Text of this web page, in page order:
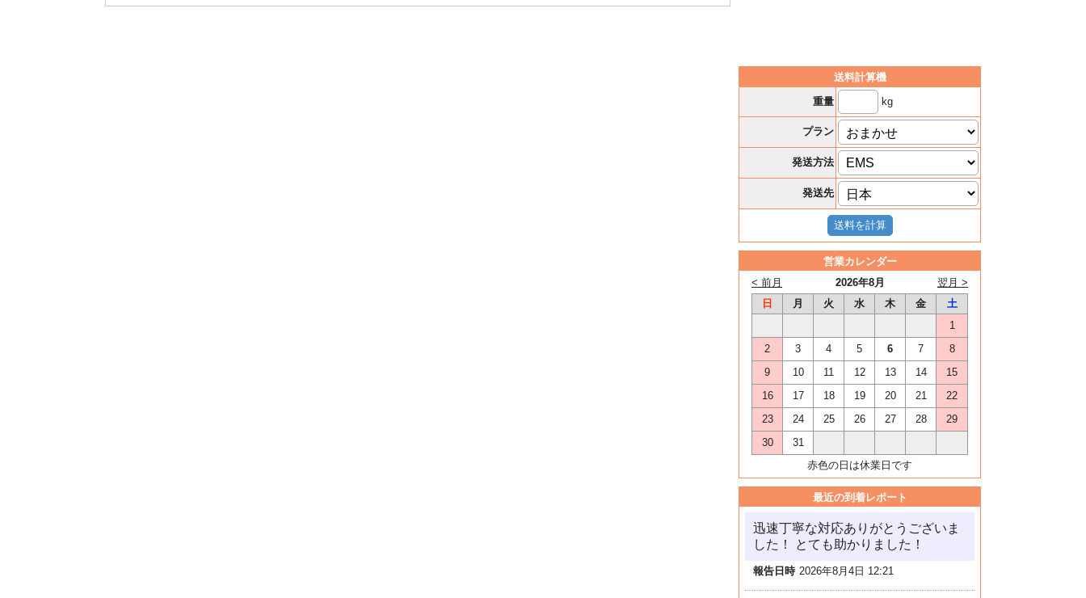
送料計算機
重量
kg
プラン
発送方法
発送先
営業カレンダー
2026年8月
< 前月
翌月 >
日
月 火 水 木 金
土
1
2
3 4 5 6 7
8
9
10 11 12 13 14
15
16
17 18 19 20 21
22
23
24 25 26 27 28
29
30
31
赤色の日は休業日です
最近の到着レポート
迅速丁寧な対応ありがとうございま
した！ とても助かりました！
報告日時 2026年8月4日 12:21